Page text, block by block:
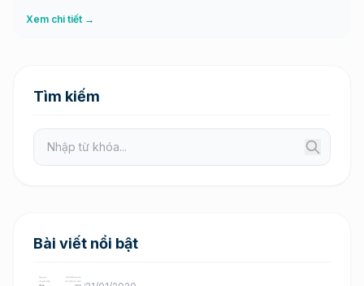
muốn chuyển sang tiếng Việt? Nhưng vấn đề này đơn giản chỉ vài
Xem chi tiết →
Tìm kiếm
Bài viết nổi bật